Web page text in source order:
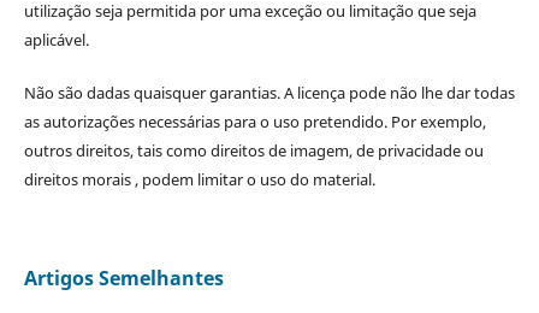
utilização seja permitida por uma exceção ou limitação que seja
aplicável.
Não são dadas quaisquer garantias. A licença pode não lhe dar todas
as autorizações necessárias para o uso pretendido. Por exemplo,
outros direitos, tais como direitos de imagem, de privacidade ou
direitos morais , podem limitar o uso do material.
Artigos Semelhantes